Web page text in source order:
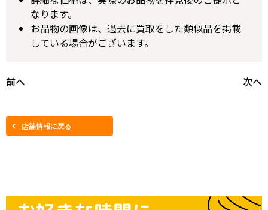
なります。
お品物の画像は、過去に買取をした類似品を掲載
している場合がございます。
前へ 次へ
店舗情報に戻る